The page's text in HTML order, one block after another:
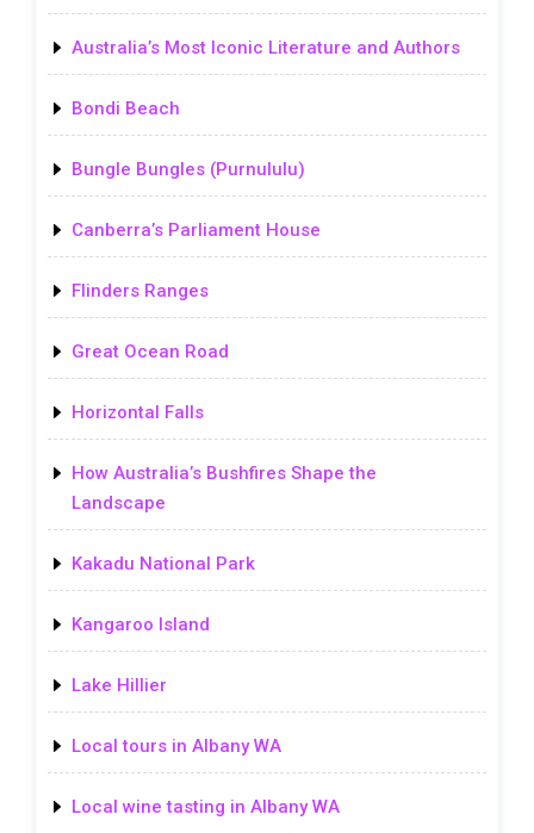
Australia’s Most Iconic Literature and Authors
Bondi Beach
Bungle Bungles (Purnululu)
Canberra’s Parliament House
Flinders Ranges
Great Ocean Road
Horizontal Falls
How Australia’s Bushfires Shape the
Landscape
Kakadu National Park
Kangaroo Island
Lake Hillier
Local tours in Albany WA
Local wine tasting in Albany WA